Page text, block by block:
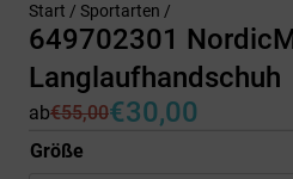
Start / Sportarten /
649702301
Langlaufhandschuh
ab€55,00
Ursprünglicher
Preis
war:
€30,00
Aktueller
Preis
ist:
Größe